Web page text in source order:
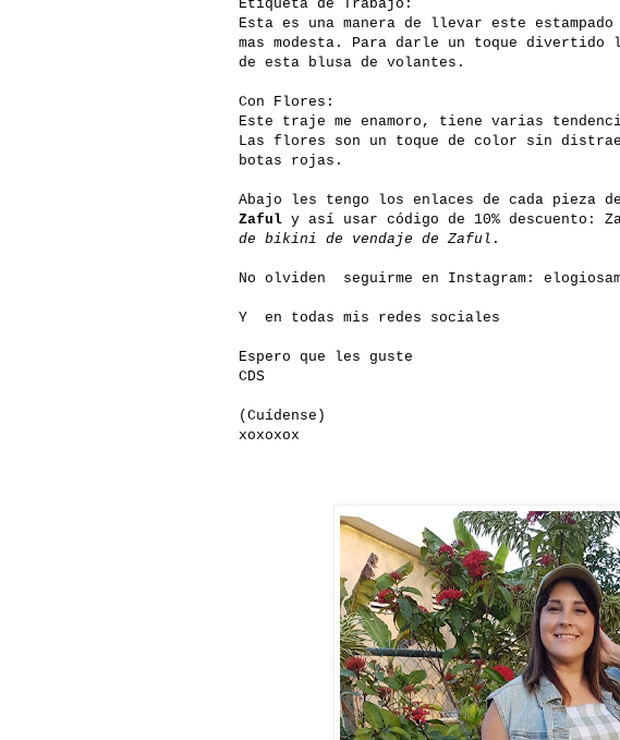
Etiqueta de Trabajo:
Esta es una manera de llevar este
mas modesta. Para darle un toque
de esta blusa de volantes.
Con Flores:
Este traje me enamoro, tiene varias
Las flores son un toque de color sin
botas rojas.
Abajo les tengo los enlaces de cada pieza
Zaful y así usar código de 10% descuento:
de bikini de vendaje de Zaful .
No olviden seguirme en Instagram:
Y en todas mis redes sociales
Espero que les guste
CDS
(Cuídense)
xoxoxox